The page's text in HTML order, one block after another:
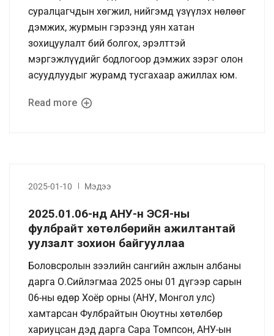
суралцагчдын хөгжил, нийгэмд үзүүлэх нөлөөг
дэмжих, журмын гэрээнд уян хатан
зохицуулалт бий болгох, эрэлттэй
мэргэжлүүдийг бодлогоор дэмжих зэрэг олон
асуудлуудыг журамд тусгахаар ажиллах юм.
Read more
2025-01-10 Мэдээ
2025.01.06-нд АНУ-н ЭСЯ-ны
фулбрайт хөтөлбөрийн ажилтантай
уулзалт зохион байгууллаа
Боловсролын зээлийн сангийн ажлын албаны
дарга О.Сийлэгмаа 2025 оны 01 дүгээр сарын
06-ны өдөр Хоёр орны (АНУ, Монгол улс)
хамтарсан Фулбрайтын Оюутны хөтөлбөр
хариуцсан дэд дарга Сара Томпсон, АНУ-ын